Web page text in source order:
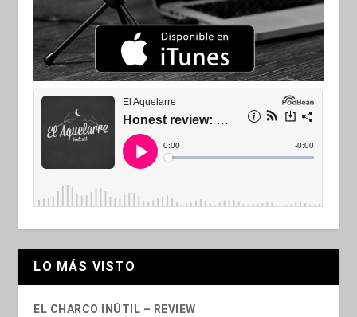
LO MÁS VISTO
EL CHARCO INÚTIL – REVIEW